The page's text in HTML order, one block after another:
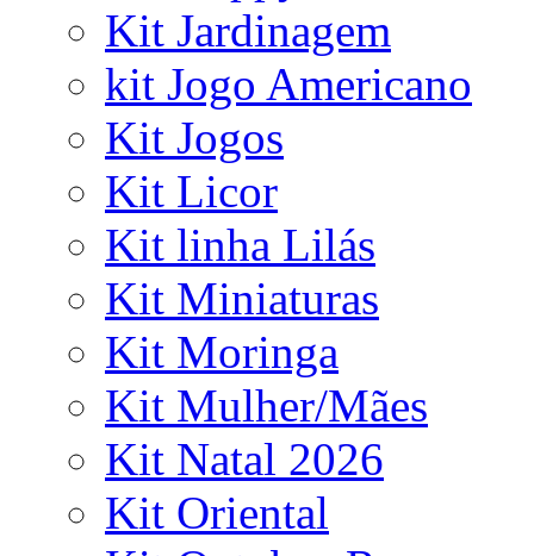
Kit Jardinagem
kit Jogo Americano
Kit Jogos
Kit Licor
Kit linha Lilás
Kit Miniaturas
Kit Moringa
Kit Mulher/Mães
Kit Natal 2026
Kit Oriental